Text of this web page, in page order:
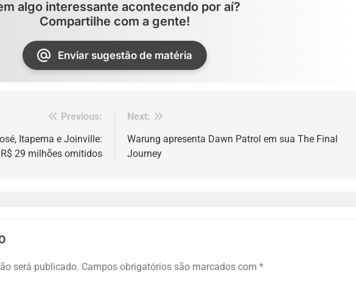
algo interessante acontecendo por aí?
Compartilhe com a gente!
Enviar sugestão de matéria
Previous:
Itapema e Joinville:
29 milhões omitidos
Next:
Warung apresenta Dawn Patrol em sua The Final
Journey
será publicado. Campos obrigatórios são marcados com *